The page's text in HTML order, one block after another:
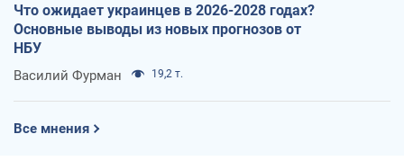
Что ожидает украинцев в 2026-2028 годах?
Основные выводы из новых прогнозов от
НБУ
Василий Фурман 19,2 т.
Все мнения